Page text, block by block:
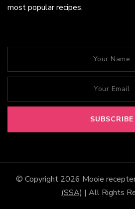
most popular recipes.
© Copyright 2026 Mooie
(SSA) | All Rights